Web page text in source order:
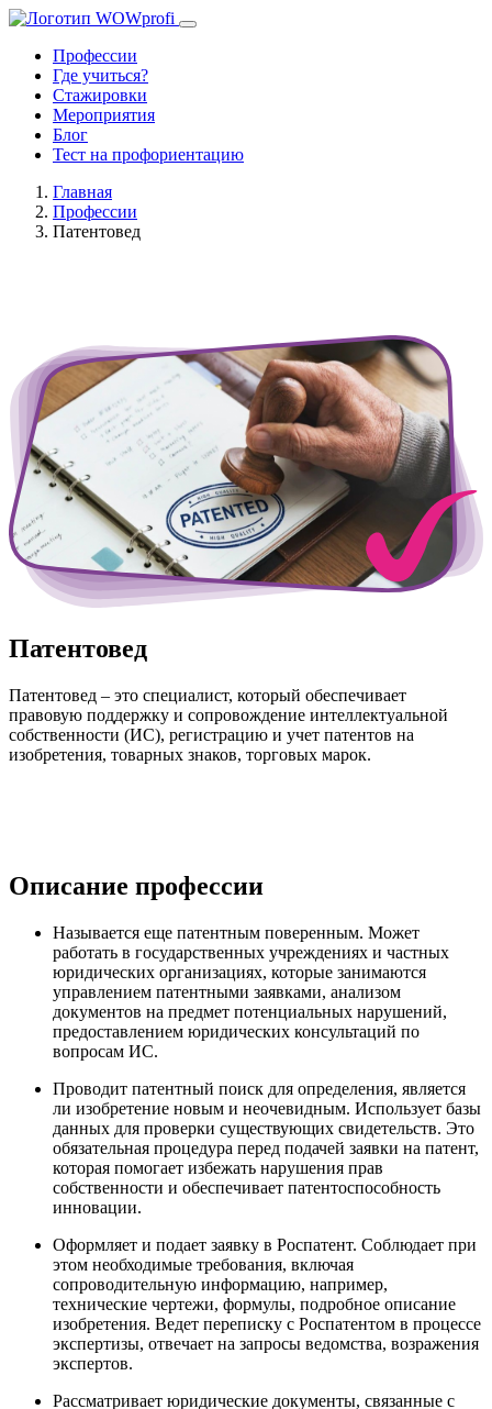
Профессии
Где учиться?
Стажировки
Мероприятия
Блог
Тест на профориентацию
Главная
Профессии
Патентовед
Патентовед
Патентовед – это специалист, который обеспечивает
правовую поддержку и сопровождение интеллектуальной
собственности (ИС), регистрацию и учет патентов на
изобретения, товарных знаков, торговых марок.
Описание профессии
Называется еще патентным поверенным. Может
работать в государственных учреждениях и частных
юридических организациях, которые занимаются
управлением патентными заявками, анализом
документов на предмет потенциальных нарушений,
предоставлением юридических консультаций по
вопросам ИС.
Проводит патентный поиск для определения, является
ли изобретение новым и неочевидным. Использует базы
данных для проверки существующих свидетельств. Это
обязательная процедура перед подачей заявки на патент,
которая помогает избежать нарушения прав
собственности и обеспечивает патентоспособность
инновации.
Оформляет и подает заявку в Роспатент. Соблюдает при
этом необходимые требования, включая
сопроводительную информацию, например,
технические чертежи, формулы, подробное описание
изобретения. Ведет переписку с Роспатентом в процессе
экспертизы, отвечает на запросы ведомства, возражения
экспертов.
Рассматривает юридические документы, связанные с